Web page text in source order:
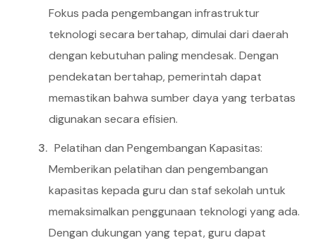
Fokus pada pengembangan infrastruktur
teknologi secara bertahap, dimulai dari daerah
dengan kebutuhan paling mendesak. Dengan
pendekatan bertahap, pemerintah dapat
memastikan bahwa sumber daya yang terbatas
digunakan secara efisien.
Pelatihan dan Pengembangan Kapasitas:
Memberikan pelatihan dan pengembangan
kapasitas kepada guru dan staf sekolah untuk
memaksimalkan penggunaan teknologi yang ada.
Dengan dukungan yang tepat, guru dapat